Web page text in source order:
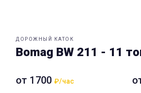
ДОРОЖНЫЙ КАТОК
Bomag BW 211 - 11
от 1700₽/час